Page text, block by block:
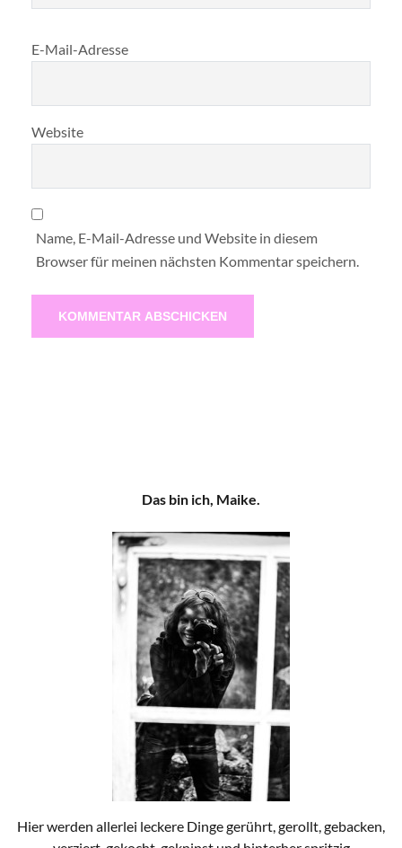
E-Mail-Adresse
Website
Name, E-Mail-Adresse und Website in diesem
Browser für meinen nächsten Kommentar speichern.
Das bin ich, Maike.
Hier werden allerlei leckere Dinge gerührt, gerollt, gebacken,